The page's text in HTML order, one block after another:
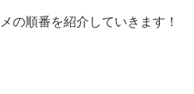
の順番を紹介していきます！